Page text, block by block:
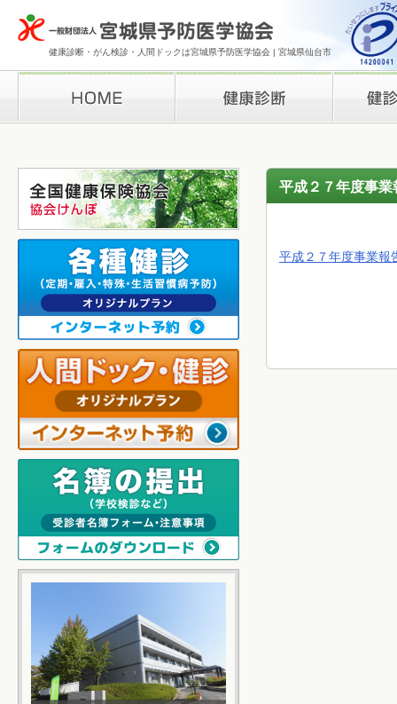
健康診断・がん検診・人間ドックは宮城県予防医学協会 | 宮城県仙台市
平成２７年度事業
平成２７年度事業報